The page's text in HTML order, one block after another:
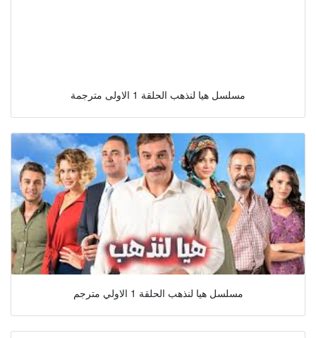
مسلسل هيا لنذهب الحلقة 1 الاولى مترجمة
مسلسل هيا لنذهب الحلقة 1 الاولي مترجم